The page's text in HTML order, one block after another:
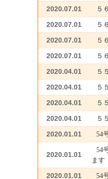
2020.07.01 ５
2020.07.01 ５
2020.07.01 ５
2020.07.01 ５
2020.04.01 ５
2020.04.01 ５
2020.04.01 ５
2020.04.01 ５
2020.01.01 54
2020.01.01
54
ます
2020.01.01 54